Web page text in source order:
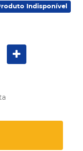
Indisponível